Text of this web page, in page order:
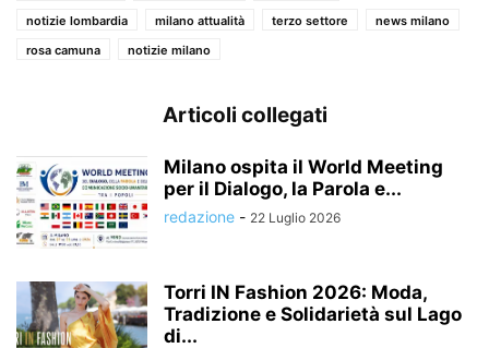
notizie lombardia
milano attualità terzo settore
news milano
rosa camuna
notizie milano
Articoli collegati
Milano ospita il World Meeting
per il Dialogo, la Parola e...
redazione - 22 Luglio 2026
Torri IN Fashion 2026: Moda,
Tradizione e Solidarietà sul Lago
di...